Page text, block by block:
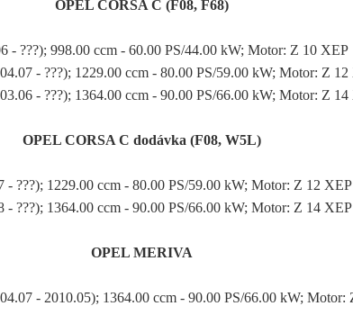
OPEL CORSA C (F08, F68)
- ???); 998.00 ccm - 60.00 PS/44.00 kW; Motor: Z 10 XEP
- ???); 1229.00 ccm - 80.00 PS/59.00 kW; Motor: Z 12
- ???); 1364.00 ccm - 90.00 PS/66.00 kW; Motor: Z 14
OPEL CORSA C dodávka (F08, W5L)
- ???); 1229.00 ccm - 80.00 PS/59.00 kW; Motor: Z 12 XEP
- ???); 1364.00 ccm - 90.00 PS/66.00 kW; Motor: Z 14 XEP
OPEL MERIVA
- 2010.05); 1364.00 ccm - 90.00 PS/66.00 kW; Motor: